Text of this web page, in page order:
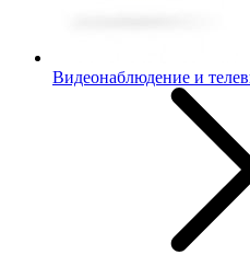
Видеонаблюдение и